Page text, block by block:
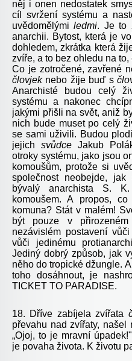
něj i onen nedostatek
cíl svržení systému a
uvědomělýmiledmi. Je to
anarchii. Bytost, která je
dohledem, zkrátka která
zvíře, a to bez ohledu na
Co je zotročené, zavřené
človjeknebo žije buď s
Anarchisté budou celý
systému a nakonec
jakými přišli na svět, aniž
nich bude muset po celý
se sami uživili. Budou
jejich svůdce Jakub
otroky systému, jako jsou
komoušům, protože si
společnost neobejde,
bývalý anarchista S.
komoušem. A propos,
komuna? Stát v malém!
být pouze v
nezávislém postavení
vůči jedinému
Jediný dobrý způsob, jak
něho do tropické džungle.
toho dosáhnout, je
TICKET TO PARADISE.
18. Dříve zabíjela zvířata
převahu nad zvířaty, našel
„Ojoj, to je mravní
je povaha života. K životu